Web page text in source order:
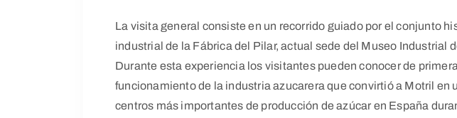
La visita general consiste en un recorrido guiado por el conjunto
industrial de la Fábrica del Pilar, actual sede del Museo Industrial
Durante esta experiencia los visitantes pueden conocer de
funcionamiento de la industria azucarera que convirtió a Motril en
centros más importantes de producción de azúcar en España